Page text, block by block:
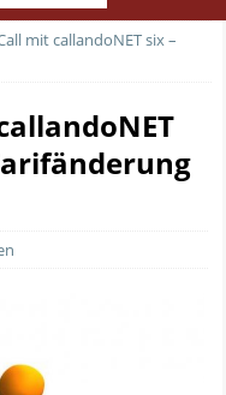
mit callandoNET six –